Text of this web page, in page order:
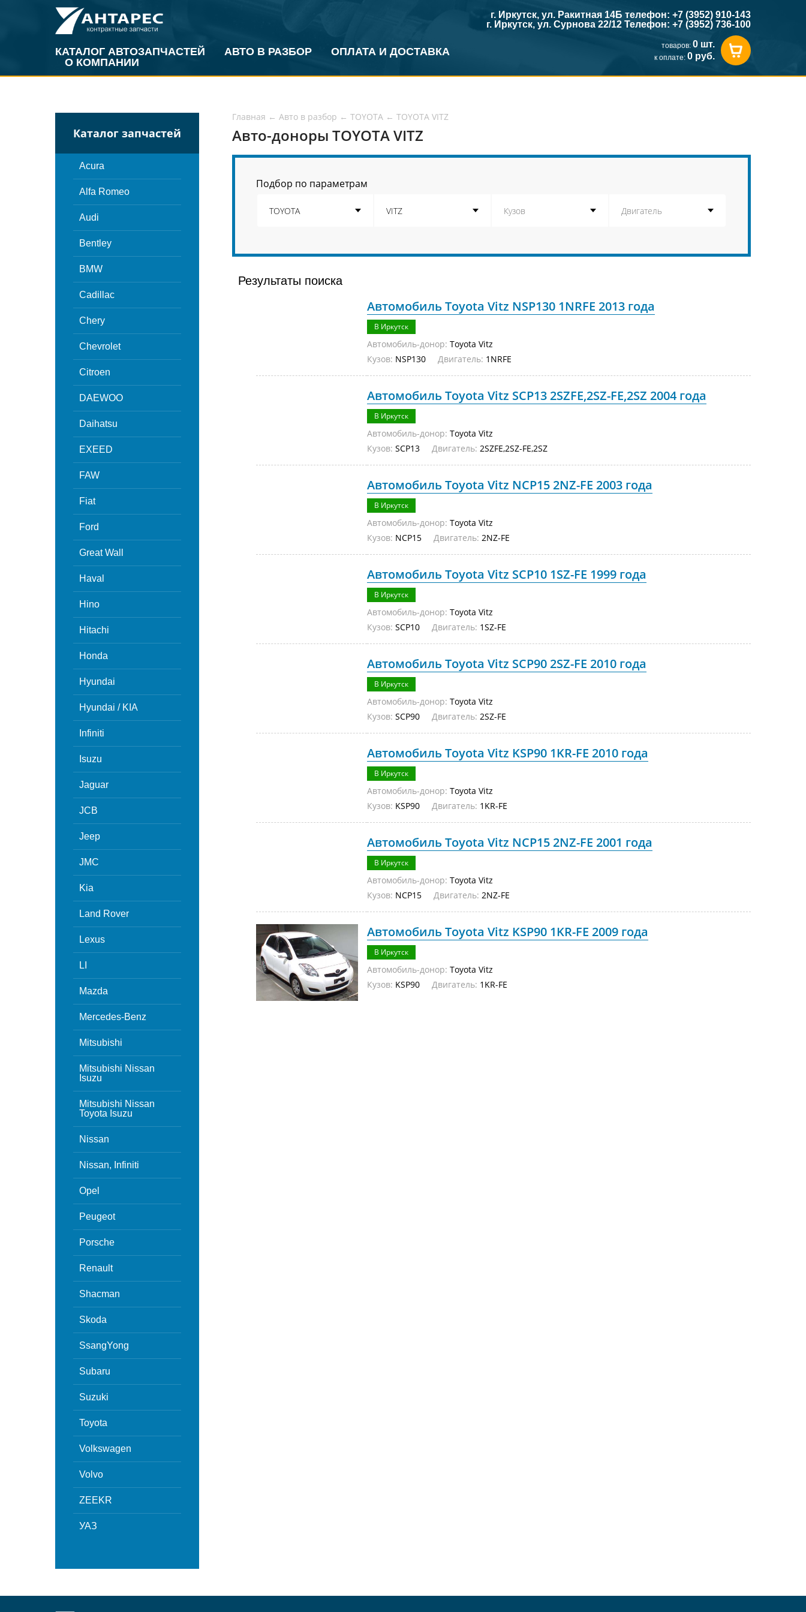
КАТАЛОГ АВТОЗАПЧАСТЕЙ АВТО В РАЗБОР
ОПЛАТА И ДОСТАВКА
О КОМПАНИИ
г. Иркутск, ул. Ракитная 14Б телефон: +7 (3952) 910-143
г. Иркутск, ул. Сурнова 22/12 Телефон: +7 (3952) 736-100
товаров: 0 шт.
к оплате: 0 руб.
Каталог запчастей
Acura
Alfa Romeo
Audi
Bentley
BMW
Cadillac
Chery
Chevrolet
Citroen
DAEWOO
Daihatsu
EXEED
FAW
Fiat
Ford
Great Wall
Haval
Hino
Hitachi
Honda
Hyundai
Hyundai / KIA
Infiniti
Isuzu
Jaguar
JCB
Jeep
JMC
Kia
Land Rover
Lexus
LI
Mazda
Mercedes-Benz
Mitsubishi
Mitsubishi Nissan
Isuzu
Mitsubishi Nissan
Toyota Isuzu
Nissan
Nissan, Infiniti
Opel
Peugeot
Porsche
Renault
Shacman
Skoda
SsangYong
Subaru
Suzuki
Toyota
Volkswagen
Volvo
ZEEKR
УАЗ
Главная ← Авто в разбор ← TOYOTA ← TOYOTA VITZ
Авто-доноры TOYOTA VITZ
Подбор по параметрам
Результаты поиска
Автомобиль Toyota Vitz NSP130 1NRFE 2013 года
В Иркутск
Автомобиль-донор: Toyota Vitz
Кузов: NSP130 Двигатель: 1NRFE
Автомобиль Toyota Vitz SCP13 2SZFE,2SZ-FE,2SZ 2004 года
В Иркутск
Автомобиль-донор: Toyota Vitz
Кузов: SCP13 Двигатель: 2SZFE,2SZ-FE,2SZ
Автомобиль Toyota Vitz NCP15 2NZ-FE 2003 года
В Иркутск
Автомобиль-донор: Toyota Vitz
Кузов: NCP15 Двигатель: 2NZ-FE
Автомобиль Toyota Vitz SCP10 1SZ-FE 1999 года
В Иркутск
Автомобиль-донор: Toyota Vitz
Кузов: SCP10 Двигатель: 1SZ-FE
Автомобиль Toyota Vitz SCP90 2SZ-FE 2010 года
В Иркутск
Автомобиль-донор: Toyota Vitz
Кузов: SCP90 Двигатель: 2SZ-FE
Автомобиль Toyota Vitz KSP90 1KR-FE 2010 года
В Иркутск
Автомобиль-донор: Toyota Vitz
Кузов: KSP90 Двигатель: 1KR-FE
Автомобиль Toyota Vitz NCP15 2NZ-FE 2001 года
В Иркутск
Автомобиль-донор: Toyota Vitz
Кузов: NCP15 Двигатель: 2NZ-FE
Автомобиль Toyota Vitz KSP90 1KR-FE 2009 года
В Иркутск
Автомобиль-донор: Toyota Vitz
Кузов: KSP90 Двигатель: 1KR-FE